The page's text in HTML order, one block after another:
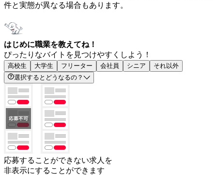
件と実態が異なる場合もあります。
はじめに職業を教えてね！
ぴったりなバイトを見つけやすくしよう！
高校生 大学生 フリーター 会社員 シニア
それ以外
選択するとどうなるの？
応募することができない求人を
非表示にすることができます